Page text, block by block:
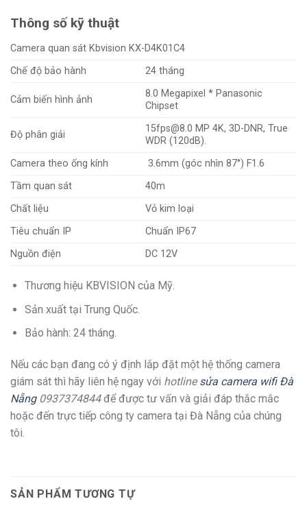
Thông số kỹ thuật
Camera quan sát Kbvision KX-D4K01C4
Chế độ bảo hành
24 tháng
Cảm biến hình ảnh
8.0 Megapixel * Panasonic
Chipset
Độ phân giải
15fps@8.0 MP 4K, 3D-DNR, True
WDR (120dB).
Camera theo ống kính
3.6mm (góc nhìn 87°) F1.6
Tầm quan sát
40m
Chất liệu
Vỏ kim loại
Tiêu chuẩn IP
Chuẩn IP67
Nguồn điện
DC 12V
Thương hiệu KBVISION của Mỹ.
Sản xuất tại Trung Quốc.
Bảo hành: 24 tháng.
Nếu các bạn đang có ý định lắp đặt một hệ thống camera
giám sát thì hãy liên hệ ngay với hotlinesửa camera wifi Đà
Nẵng 0937374844để được tư vấn và giải đáp thắc mắc
hoặc đến trực tiếp công ty camera tại Đà Nẵng của chúng
tôi.
SẢN PHẨM TƯƠNG TỰ